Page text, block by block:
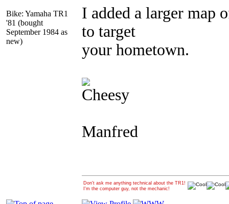
Bike: Yamaha TR1
'81 (bought
September 1984 as
new)
I added a larger map
to target
your hometown.
Manfred
Don't ask me anything technical about the TR1!
I'm the computer guy, not the mechanic!